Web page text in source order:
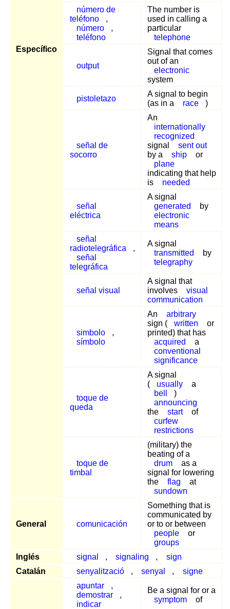
Específico
número de
teléfono
,
número
,
teléfono
The number is
used in calling a
particular
telephone
output
Signal that comes
out of an
electronic
system
pistoletazo
A signal to begin
(as in a
race )
señal de
socorro
An
internationally
recognized
signal
sent out
by a
ship
or
plane
indicating that help
is
needed
señal
eléctrica
A signal
generated
by
electronic
means
señal
radiotelegráfica
,
señal
telegráfica
A signal
transmitted
by
telegraphy
señal visual
A signal that
involves
visual
communication
simbolo
,
símbolo
An
arbitrary
sign (
written
or
printed) that has
acquired
a
conventional
significance
toque de
queda
A signal
(
usually
a
bell
)
announcing
the
start
of
curfew
restrictions
toque de
timbal
(military) the
beating of a
drum
as a
signal for lowering
the
flag
at
sundown
General comunicación
Something that is
communicated by
or to or between
people
or
groups
Inglés
signal , signaling ,
sign
Catalán
senyalització , senyal , signe
apuntar
,
demostrar
,
indicar
Be a signal for or a
symptom
of